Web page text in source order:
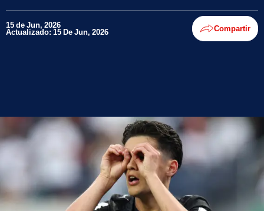
15 de Jun, 2026
Actualizado: 15 De Jun, 2026 Compartir